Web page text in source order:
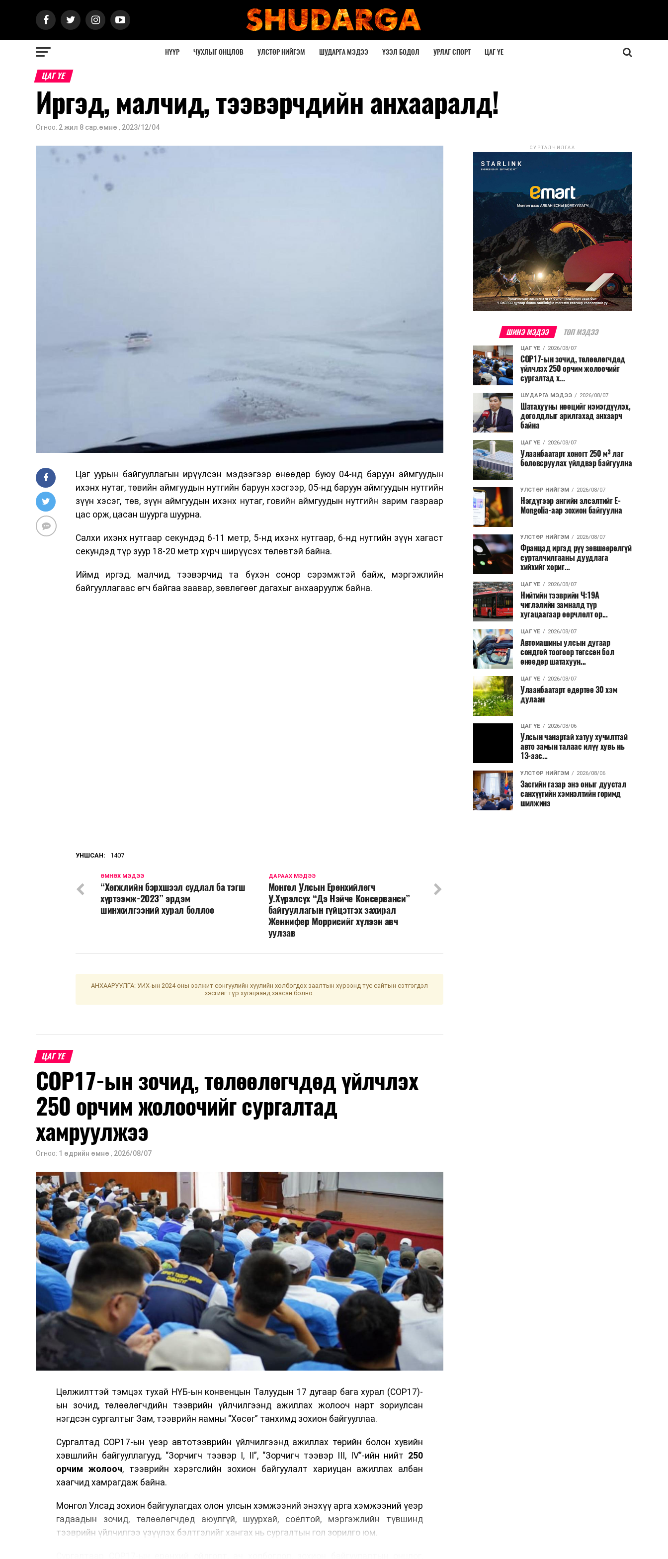
НҮҮР ЧУХЛЫГ ОНЦЛОВ УЛСТӨР НИЙГЭМ ШУДАРГА МЭДЭЭ ҮЗЭЛ БОДОЛ УРЛАГ СПОРТ ЦАГ ҮЕ
ЦАГ ҮЕ
Иргэд, малчид, тээвэрчдийн анхааралд!
Огноо: 2 жил 8 сар.өмнө , 2023/12/04
Цаг уурын байгууллагын ирүүлсэн мэдээгээр өнөөдөр буюу 04-нд баруун аймгуудын
ихэнх нутаг, төвийн аймгуудын нутгийн баруун хэсгээр, 05-нд баруун аймгуудын нутгийн
зүүн хэсэг, төв, зүүн аймгуудын ихэнх нутаг, говийн аймгуудын нутгийн зарим газраар
цас орж, цасан шуурга шуурна.
Салхи ихэнх нутгаар секундэд 6-11 метр, 5-нд ихэнх нутгаар, 6-нд нутгийн зүүн хагаст
секундэд түр зуур 18-20 метр хүрч ширүүсэх төлөвтэй байна.
Иймд иргэд, малчид, тээвэрчид та бүхэн сонор сэрэмжтэй байж, мэргэжлийн
байгууллагаас өгч байгаа заавар, зөвлөгөөг дагахыг анхааруулж байна.
УНШСАН: 1407
ДАРААХ МЭДЭЭ
Монгол Улсын Ерөнхийлөгч
У.Хүрэлсүх “Дэ Нэйче Консерванси”
байгууллагын гүйцэтгэх захирал
Женнифер Моррисийг хүлээн авч
уулзав
ӨМНӨХ МЭДЭЭ
“Хөгжлийн бэрхшээл судлал ба тэгш
хүртээмж-2023” эрдэм
шинжилгээний хурал боллоо
АНХААРУУЛГА: УИХ-ын 2024 оны ээлжит сонгуулийн хуулийн холбогдох заалтын хүрээнд тус сайтын сэтгэгдэл
хэсгийг түр хугацаанд хаасан болно.
ЦАГ ҮЕ
COP17-ын зочид, төлөөлөгчдөд үйлчлэх
250 орчим жолоочийг сургалтад
хамруулжээ
Огноо: 1 өдрийн өмнө , 2026/08/07
Цөлжилттэй тэмцэх тухай НҮБ-ын конвенцын Талуудын 17 дугаар бага хурал (COP17)-
ын зочид, төлөөлөгчдийн тээврийн үйлчилгээнд ажиллах жолооч нарт зориулсан
нэгдсэн сургалтыг Зам, тээврийн яамны “Хөсөг” танхимд зохион байгууллаа.
Сургалтад COP17-ын үеэр автотээврийн үйлчилгээнд ажиллах төрийн болон хувийн
хэвшлийн байгууллагууд, “Зорчигч тээвэр I, II”, “Зорчигч тээвэр III, IV”-ийн нийт 250
орчим жолооч, тээврийн хэрэгслийн зохион байгуулалт хариуцан ажиллах албан
хаагчид хамрагдаж байна.
Монгол Улсад зохион байгуулагдах олон улсын хэмжээний энэхүү арга хэмжээний үеэр
гадаадын зочид, төлөөлөгчдөд аюулгүй, шуурхай, соёлтой, мэргэжлийн түвшинд
тээврийн үйлчилгээ үзүүлэх бэлтгэлийг хангах нь сургалтын гол зорилго юм.
СУРТАЛЧИЛГАА
ШИНЭ МЭДЭЭ ТОП МЭДЭЭ
ЦАГ ҮЕ 2026/08/07
COP17-ын зочид, төлөөлөгчдөд
үйлчлэх 250 орчим жолоочийг
сургалтад х...
ШУДАРГА МЭДЭЭ 2026/08/07
Шатахууны нөөцийг нэмэгдүүлэх,
доголдлыг арилгахад анхаарч
байна
ЦАГ ҮЕ 2026/08/07
Улаанбаатарт хоногт 250 м³ лаг
боловсруулах үйлдвэр байгуулна
УЛСТӨР НИЙГЭМ 2026/08/07
Нэгдүгээр ангийн элсэлтийг E-
Mongolia-аар зохион байгуулна
УЛСТӨР НИЙГЭМ 2026/08/07
Францад иргэд рүү зөвшөөрөлгүй
сурталчилгааны дуудлага
хийхийг хориг...
ЦАГ ҮЕ 2026/08/07
Нийтийн тээврийн Ч:19А
чиглэлийн замналд түр
хугацаагаар өөрчлөлт ор...
ЦАГ ҮЕ 2026/08/07
Автомашины улсын дугаар
сондгой тоогоор төгссөн бол
өнөөдөр шатахуун...
ЦАГ ҮЕ 2026/08/07
Улаанбаатарт өдөртөө 30 хэм
дулаан
ЦАГ ҮЕ 2026/08/06
Улсын чанартай хатуу хучилттай
авто замын талаас илүү хувь нь
13-аас...
УЛСТӨР НИЙГЭМ 2026/08/06
Засгийн газар энэ оныг дуустал
санхүүгийн хэмнэлтийн горимд
шилжинэ